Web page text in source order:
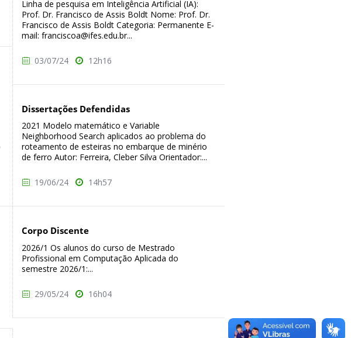
Linha de pesquisa em Inteligência Artificial (IA):
Prof. Dr. Francisco de Assis Boldt Nome: Prof. Dr.
Francisco de Assis Boldt Categoria: Permanente E-
mail: franciscoa@ifes.edu.br...
03/07/24 12h16
Dissertações Defendidas
2021 Modelo matemático e Variable
Neighborhood Search aplicados ao problema do
roteamento de esteiras no embarque de minério
de ferro Autor: Ferreira, Cleber Silva Orientador:...
19/06/24 14h57
Corpo Discente
2026/1 Os alunos do curso de Mestrado
Profissional em Computação Aplicada do
semestre 2026/1:...
29/05/24 16h04